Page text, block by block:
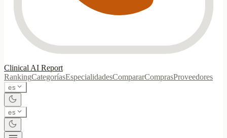
Clinical AI Report
RankingCategoríasEspecialidadesCompararComprasProveedores
es
es